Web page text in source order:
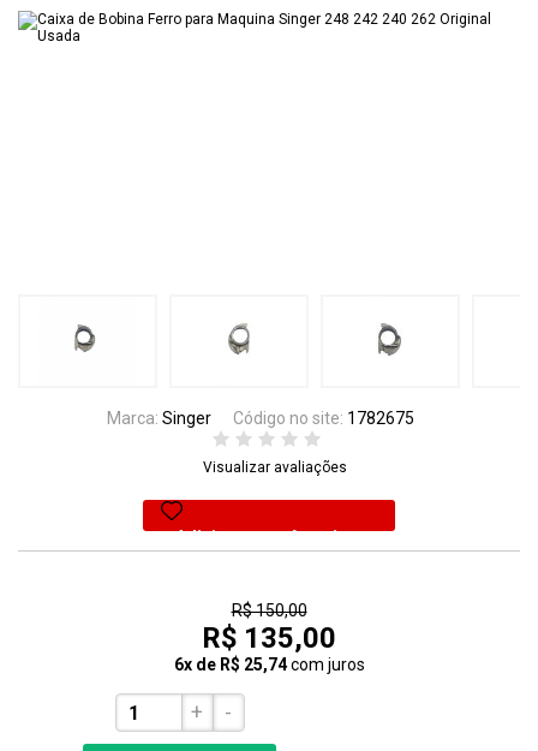
Marca: Singer Código no site: 1782675
Visualizar avaliações
Adicionar aos favoritos
R$ 150,00
R$ 135,00
6x de R$ 25,74 com juros
+ -